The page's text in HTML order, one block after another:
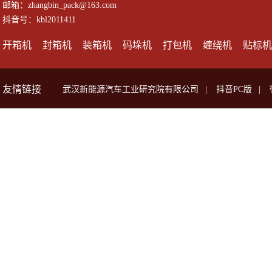
邮箱：zhangbin_pack@163.com
抖音号：kbl2011411
开箱机 封箱机 装箱机 码垛机 打包机 缠绕机 贴标机
友情链接 武汉新能源汽车工业研究院有限公司 抖音PC版